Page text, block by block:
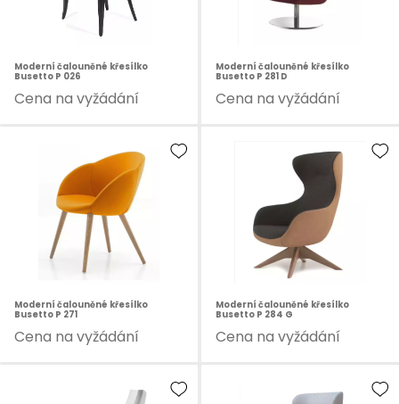
Moderní čalouněné křesílko
Busetto P 026
Cena na vyžádání
Moderní čalouněné křesílko
Busetto P 281 D
Cena na vyžádání
Moderní čalouněné křesílko
Busetto P 271
Cena na vyžádání
Moderní čalouněné křesílko
Busetto P 284 G
Cena na vyžádání